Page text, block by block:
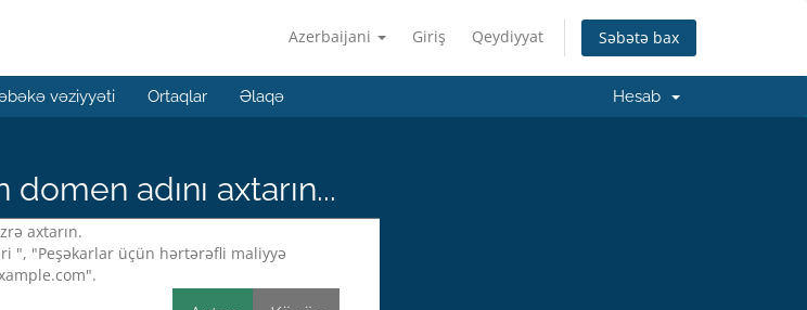
Azerbaijani Giriş Qeydiyyat Səbətə bax
vəziyyəti Ortaqlar Əlaqə Hesab
adını axtarın...